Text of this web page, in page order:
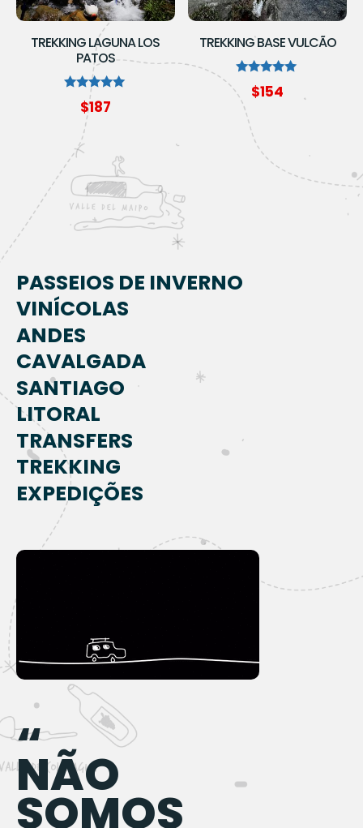
TREKKING LAGUNA LOS
PATOS
Avaliação
5.00
de 5
$187
TREKKING BASE VULCÃO
Avaliação
5.00
$154
PASSEIOS DE INVERNO
VINÍCOLAS
ANDES
CAVALGADA
SANTIAGO
LITORAL
TRANSFERS
TREKKING
EXPEDIÇÕES
“
NÃO
SOMOS